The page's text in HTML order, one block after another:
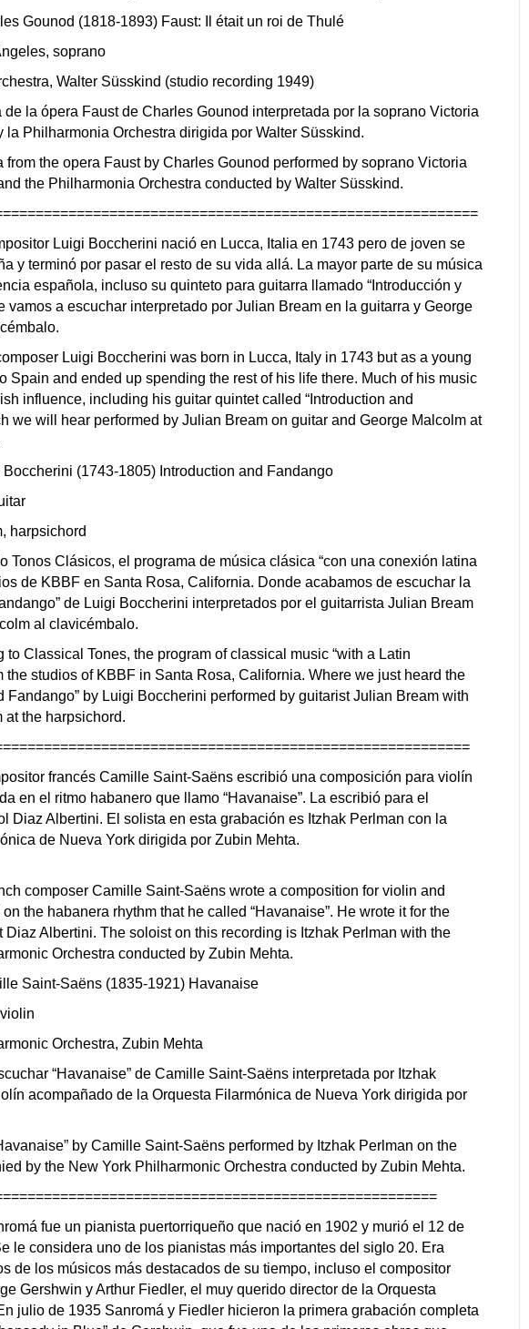
Gounod (1818-1893) Faust: Il était un roi de Thulé
soprano
Walter Süsskind (studio recording 1949)
de la ópera Faust de Charles Gounod interpretada por la soprano Victoria
la Philharmonia Orchestra dirigida por Walter Süsskind.
from the opera Faust by Charles Gounod performed by soprano Victoria
the Philharmonia Orchestra conducted by Walter Süsskind.
Luigi Boccherini nació en Lucca, Italia en 1743 pero de joven se
y terminó por pasar el resto de su vida allá. La mayor parte de su música
española, incluso su quinteto para guitarra llamado “Introducción y
vamos a escuchar interpretado por Julian Bream en la guitarra y George
Luigi Boccherini was born in Lucca, Italy in 1743 but as a young
Spain and ended up spending the rest of his life there. Much of his music
influence, including his guitar quintet called “Introduction and
we will hear performed by Julian Bream on guitar and George Malcolm at
(1743-1805) Introduction and Fandango
harpsichord
Tonos Clásicos, el programa de música clásica “con una conexión latina
de KBBF en Santa Rosa, California. Donde acabamos de escuchar la
de Luigi Boccherini interpretados por el guitarrista Julian Bream
al clavicémbalo.
to Classical Tones, the program of classical music “with a Latin
the studios of KBBF in Santa Rosa, California. Where we just heard the
Fandango” by Luigi Boccherini performed by guitarist Julian Bream with
at the harpsichord.
francés Camille Saint-Saëns escribió una composición para violín
en el ritmo habanero que llamo “Havanaise”. La escribió para el
Diaz Albertini. El solista en esta grabación es Itzhak Perlman con la
de Nueva York dirigida por Zubin Mehta.
composer Camille Saint-Saëns wrote a composition for violin and
the habanera rhythm that he called “Havanaise”. He wrote it for the
Diaz Albertini. The soloist on this recording is Itzhak Perlman with the
Orchestra conducted by Zubin Mehta.
Saint-Saëns (1835-1921) Havanaise
Orchestra, Zubin Mehta
“Havanaise” de Camille Saint-Saëns interpretada por Itzhak
acompañado de la Orquesta Filarmónica de Nueva York dirigida por
by Camille Saint-Saëns performed by Itzhak Perlman on the
by the New York Philharmonic Orchestra conducted by Zubin Mehta.
fue un pianista puertorriqueño que nació en 1902 y murió el 12 de
le considera uno de los pianistas más importantes del siglo 20. Era
de los músicos más destacados de su tiempo, incluso el compositor
Gershwin y Arthur Fiedler, el muy querido director de la Orquesta
julio de 1935 Sanromá y Fiedler hicieron la primera grabación completa